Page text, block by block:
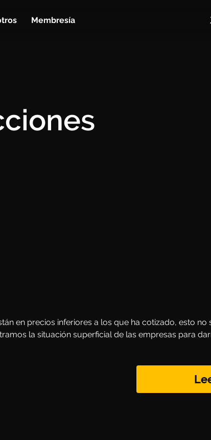
Membresía
en precios inferiores a los que ha cotizado, esto no
la situación superficial de las empresas para